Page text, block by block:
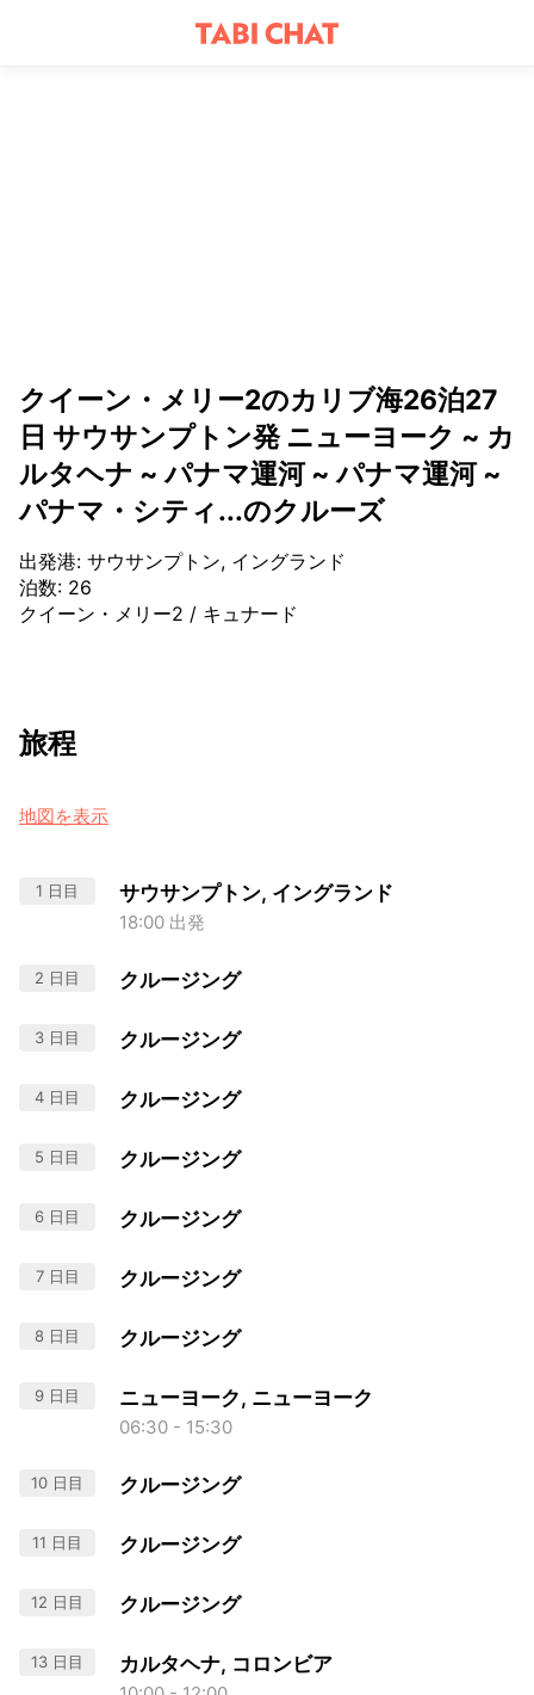
クイーン・メリー2のカリブ海26泊27
日 サウサンプトン発 ニューヨーク ~ カ
ルタヘナ ~ パナマ運河 ~ パナマ運河 ~
パナマ・シティ...のクルーズ
出発港: サウサンプトン, イングランド
泊数: 26
クイーン・メリー2 / キュナード
旅程
地図を表示
1 日目 サウサンプトン, イングランド
18:00 出発
2 日目 クルージング
3 日目 クルージング
4 日目 クルージング
5 日目 クルージング
6 日目 クルージング
7 日目 クルージング
8 日目 クルージング
9 日目 ニューヨーク, ニューヨーク
06:30 - 15:30
10 日目 クルージング
11 日目 クルージング
12 日目 クルージング
13 日目 カルタヘナ, コロンビア